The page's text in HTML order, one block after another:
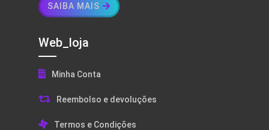
SAIBA MAIS
Web_loja
Minha Conta
Reembolso e devoluções
Termos e Condições